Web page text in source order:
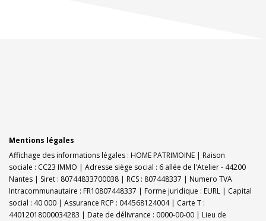
Mentions légales
Affichage des informations légales : HOME PATRIMOINE | Raison
sociale : CC23 IMMO | Adresse siège social : 6 allée de l'Atelier - 44200
Nantes | Siret : 80744833700038 | RCS : 807448337 | Numero TVA
Intracommunautaire : FR10807448337 | Forme juridique : EURL | Capital
social : 40 000 | Assurance RCP : 044568124004 | Carte T :
44012018000034283 | Date de délivrance : 0000-00-00 | Lieu de